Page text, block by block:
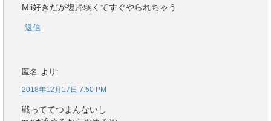
Mii好きだが復帰弱くてすぐやられちゃう
返信
匿名 より:
2018年12月17日 7:50 PM
戦っててつまんないし